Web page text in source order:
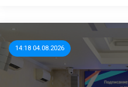
14:18 04.08.2026